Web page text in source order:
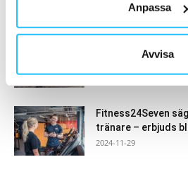
Anpassa
Avvisa
Outdoor Arena
2020-11-03
Fitness24Seven
tränare – erbjuds
2024-11-29